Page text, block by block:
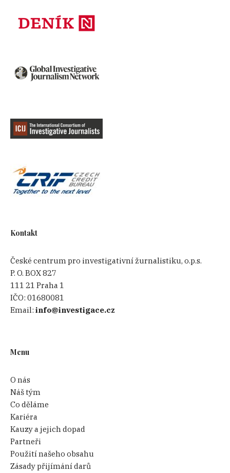
Kontakt
České centrum pro investigativní žurnalistiku, o.p.s.
P. O. BOX 827
111 21 Praha 1
IČO:01680081
Email:info@investigace.cz
Menu
O nás
Náš tým
Co děláme
Kariéra
Kauzy a jejich dopad
Partneři
Použití našeho obsahu
Zásady přijímání darů